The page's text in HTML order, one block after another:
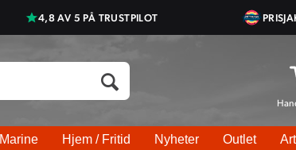
4,8 AV 5 PÅ TRUSTPILOT
Marine Hjem / Fritid Nyheter Outlet